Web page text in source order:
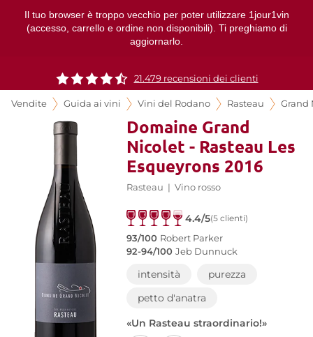
Il tuo browser è troppo vecchio per poter utilizzare 1jour1vin
(accesso, carrello e ordine non disponibili). Ti preghiamo di
aggiornarlo.
21.479 recensioni dei clienti
Vendite Guida ai vini Vini del Rodano Rasteau Grand
Domaine Grand
Nicolet - Rasteau Les
Esqueyrons 2016
Rasteau | Vino rosso
4.4/5(5 clienti)
93/100 Robert Parker
92-94/100 Jeb Dunnuck
intensità
purezza
petto d'anatra
«Un Rasteau straordinario!»